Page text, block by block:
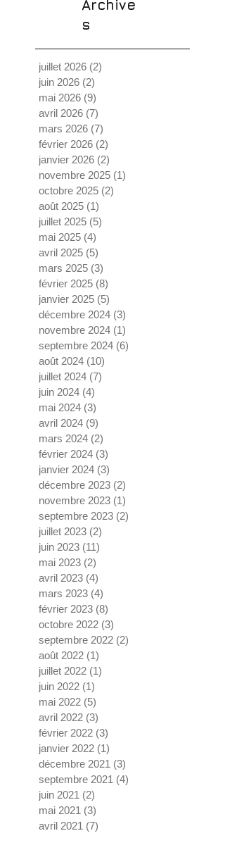
Archive
s
juillet 2026 (2)
juin 2026 (2)
mai 2026 (9)
avril 2026 (7)
mars 2026 (7)
février 2026 (2)
janvier 2026 (2)
novembre 2025 (1)
octobre 2025 (2)
août 2025 (1)
juillet 2025 (5)
mai 2025 (4)
avril 2025 (5)
mars 2025 (3)
février 2025 (8)
janvier 2025 (5)
décembre 2024 (3)
novembre 2024 (1)
septembre 2024 (6)
août 2024 (10)
juillet 2024 (7)
juin 2024 (4)
mai 2024 (3)
avril 2024 (9)
mars 2024 (2)
février 2024 (3)
janvier 2024 (3)
décembre 2023 (2)
novembre 2023 (1)
septembre 2023 (2)
juillet 2023 (2)
juin 2023 (11)
mai 2023 (2)
avril 2023 (4)
mars 2023 (4)
février 2023 (8)
octobre 2022 (3)
septembre 2022 (2)
août 2022 (1)
juillet 2022 (1)
juin 2022 (1)
mai 2022 (5)
avril 2022 (3)
février 2022 (3)
janvier 2022 (1)
décembre 2021 (3)
septembre 2021 (4)
juin 2021 (2)
mai 2021 (3)
avril 2021 (7)